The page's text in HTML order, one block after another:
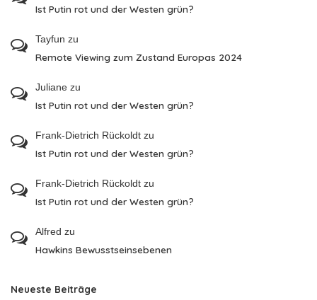
Ist Putin rot und der Westen grün?
Tayfun zu
Remote Viewing zum Zustand Europas 2024
Juliane zu
Ist Putin rot und der Westen grün?
Frank-Dietrich Rückoldt zu
Ist Putin rot und der Westen grün?
Frank-Dietrich Rückoldt zu
Ist Putin rot und der Westen grün?
Alfred zu
Hawkins Bewusstseinsebenen
Neueste Beiträge